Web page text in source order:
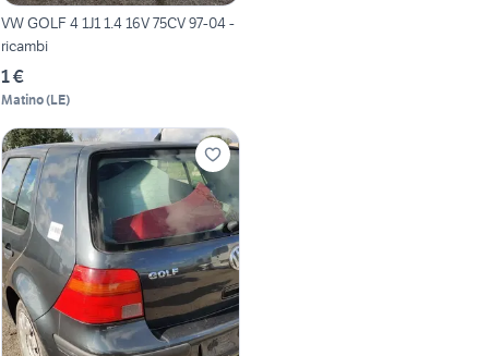
VW GOLF 4 1J1 1.4 16V 75CV 97-04 -
ricambi
1 €
Matino(LE)